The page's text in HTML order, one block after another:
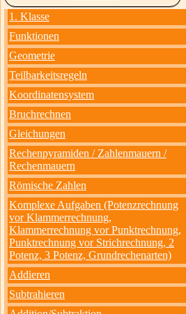
1. Klasse
Funktionen
Geometrie
Teilbarkeitsregeln
Koordinatensystem
Bruchrechnen
Gleichungen
Rechenpyramiden / Zahlenmauern /
Rechenmauern
Römische Zahlen
Komplexe Aufgaben (Potenzrechnung
vor Klammerrechnung,
Klammerrechnung vor Punktrechnung,
Punktrechnung vor Strichrechnung, 2
Potenz, 3 Potenz, Grundrechenarten)
Addieren
Subtrahieren